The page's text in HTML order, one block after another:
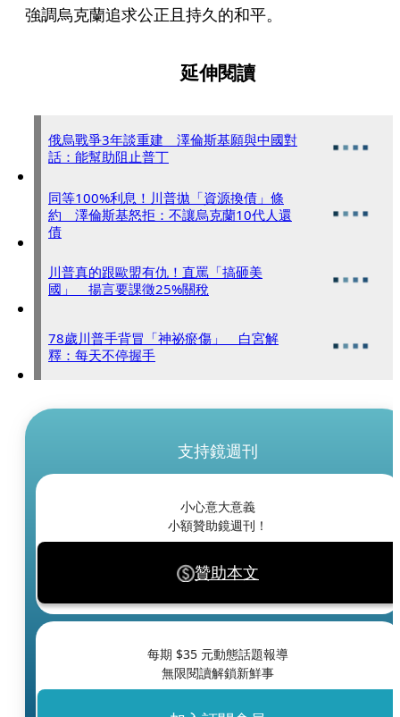
強調烏克蘭追求公正且持久的和平。
延伸閱讀
俄烏戰爭3年談重建 澤倫斯基願與中國對
話：能幫助阻止普丁
同等100%利息！川普拋「資源換債」條
約 澤倫斯基怒拒：不讓烏克蘭10代人還
債
川普真的跟歐盟有仇！直罵「搞砸美
國」 揚言要課徵25%關稅
78歲川普手背冒「神祕瘀傷」 白宮解
釋：每天不停握手
支持鏡週刊
小心意大意義
小額贊助鏡週刊！
贊助本文
每期 $35 元動態話題報導
無限閱讀解鎖新鮮事